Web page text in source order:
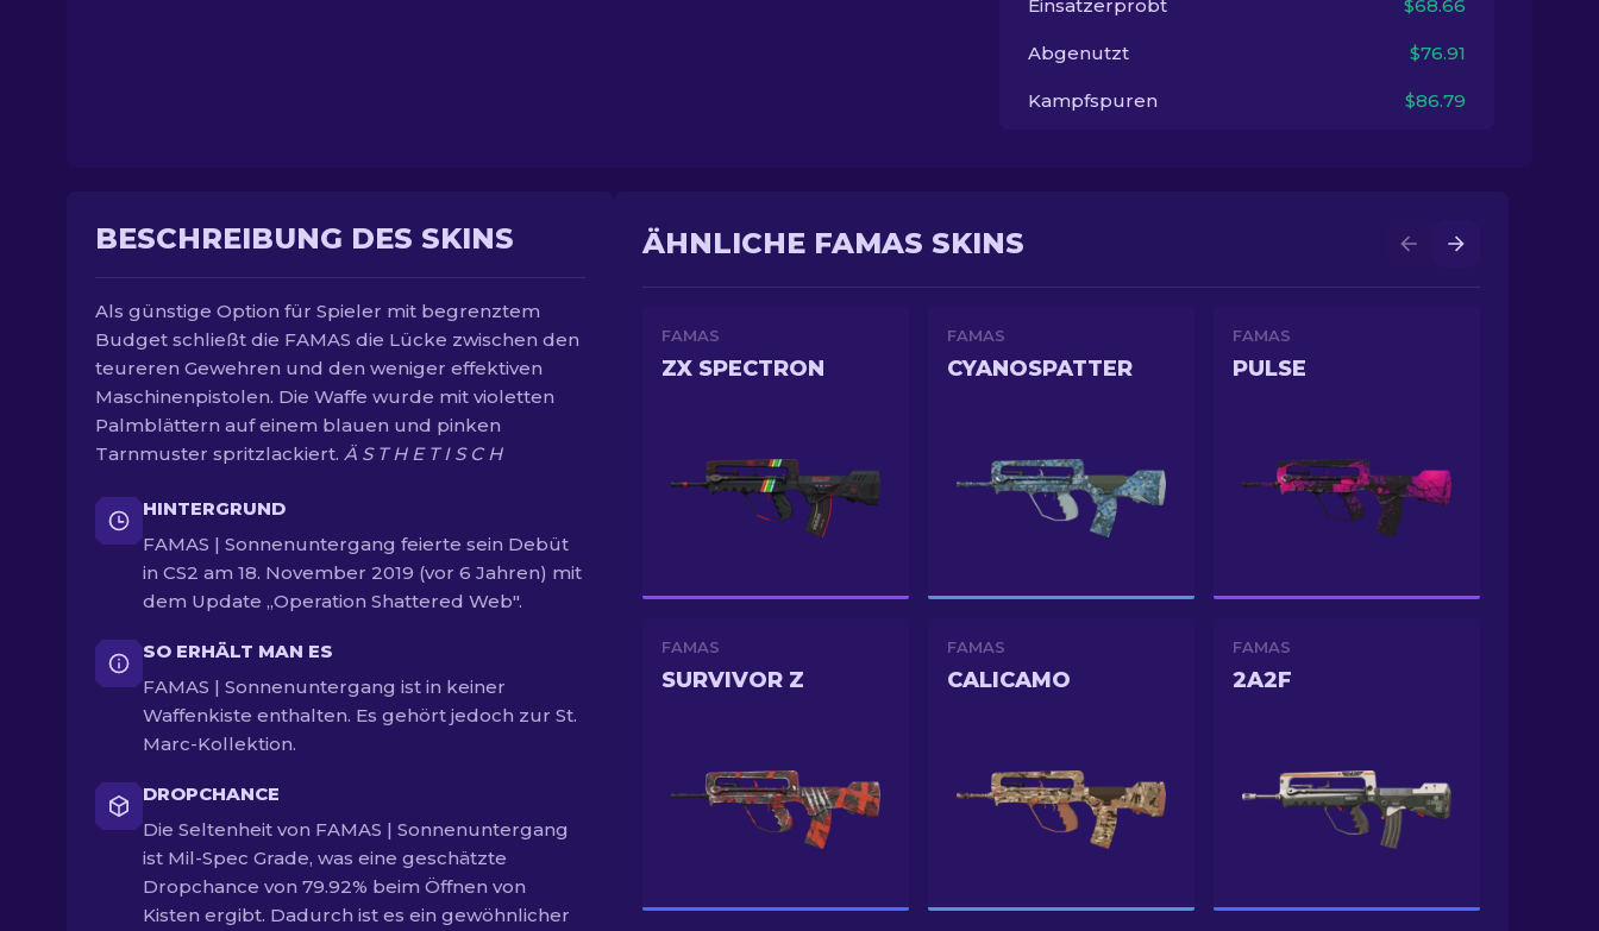
Einsatzerprobt $68.66
Abgenutzt $76.91
Kampfspuren $86.79
BESCHREIBUNG DES SKINS
Als günstige Option für Spieler mit begrenztem
Budget schließt die FAMAS die Lücke zwischen den
teureren Gewehren und den weniger effektiven
Maschinenpistolen. Die Waffe wurde mit violetten
Palmblättern auf einem blauen und pinken
Tarnmuster spritzlackiert. Ä S T H E T I S C H
HINTERGRUND
FAMAS | Sonnenuntergang feierte sein Debüt
in CS2 am 18. November 2019 (vor 6 Jahren) mit
dem Update „Operation Shattered Web".
SO ERHÄLT MAN ES
FAMAS | Sonnenuntergang ist in keiner
Waffenkiste enthalten. Es gehört jedoch zur St.
Marc-Kollektion.
DROPCHANCE
Die Seltenheit von FAMAS | Sonnenuntergang
ist Mil-Spec Grade, was eine geschätzte
Dropchance von 79.92% beim Öffnen von
Kisten ergibt. Dadurch ist es ein gewöhnlicher
ÄHNLICHE FAMAS SKINS
FAMAS
ZX SPECTRON
FAMAS
CYANOSPATTER
FAMAS
PULSE
FAMAS
SURVIVOR Z
FAMAS
CALICAMO
FAMAS
2A2F